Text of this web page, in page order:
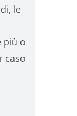
le
più o
caso